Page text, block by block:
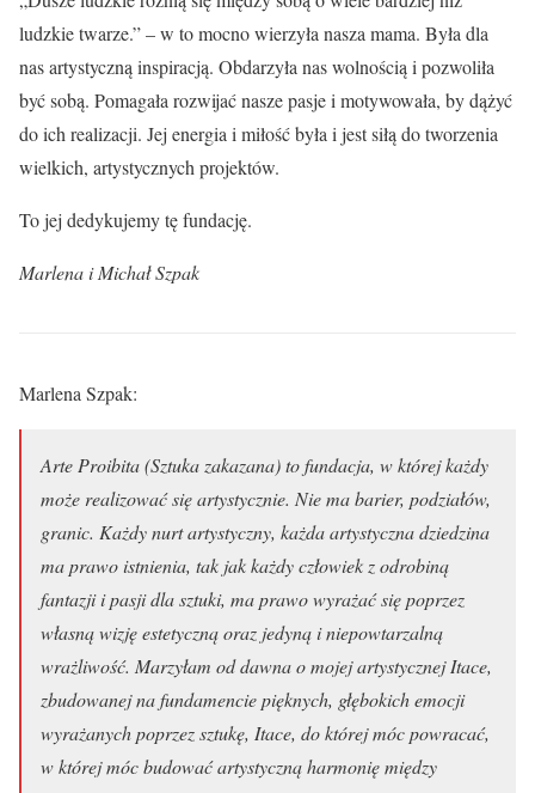
ludzkie twarze.” – w to mocno wierzyła nasza mama. Była dla
nas artystyczną inspiracją. Obdarzyła nas wolnością i pozwoliła
być sobą. Pomagała rozwijać nasze pasje i motywowała, by dążyć
do ich realizacji. Jej energia i miłość była i jest siłą do tworzenia
wielkich, artystycznych projektów.
To jej dedykujemy tę fundację.
Marlena i Michał Szpak
Marlena Szpak:
Arte Proibita (Sztuka zakazana) to fundacja, w której każdy
może realizować się artystycznie. Nie ma barier, podziałów,
granic. Każdy nurt artystyczny, każda artystyczna dziedzina
ma prawo istnienia, tak jak każdy człowiek z odrobiną
fantazji i pasji dla sztuki, ma prawo wyrażać się poprzez
własną wizję estetyczną oraz jedyną i niepowtarzalną
wrażliwość. Marzyłam od dawna o mojej artystycznej Itace,
zbudowanej na fundamencie pięknych, głębokich emocji
wyrażanych poprzez sztukę, Itace, do której móc powracać,
w której móc budować artystyczną harmonię między